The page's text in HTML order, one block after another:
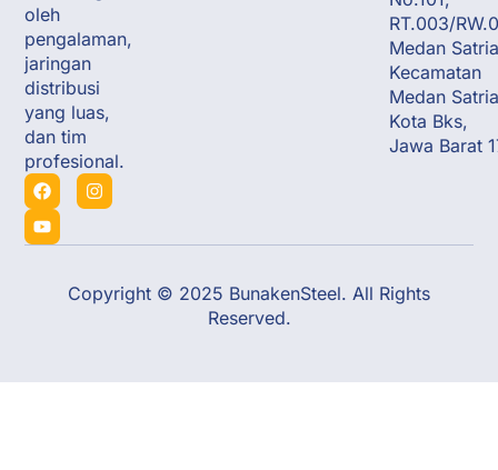
oleh
pengalaman,
jaringan
distribusi
yang luas,
dan tim
profesional.
RT.003/
Medan
Kecamatan
Medan
Kota Bks,
Jawa Barat
Copyright © 2025 BunakenSteel. All Rights
Reserved.